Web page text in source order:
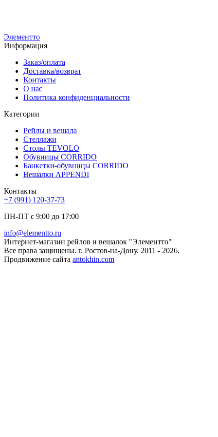
Элементто
Информация
Заказ/оплата
Доставка/возврат
Контакты
О нас
Политика конфиденциальности
Категории
Рейлы и вешала
Стеллажи
Столы TEVOLO
Обувницы CORRIDO
Банкетки-обувницы CORRIDO
Вешалки APPENDI
Контакты
+7 (991) 120-37-73
ПН-ПТ с 9:00 до 17:00
info@elementto.ru
Интернет-магазин рейлов и вешалок "Элементто"
Все права защищены. г. Ростов-на-Дону. 2011 - 2026.
Продвижение сайта antokhin.com